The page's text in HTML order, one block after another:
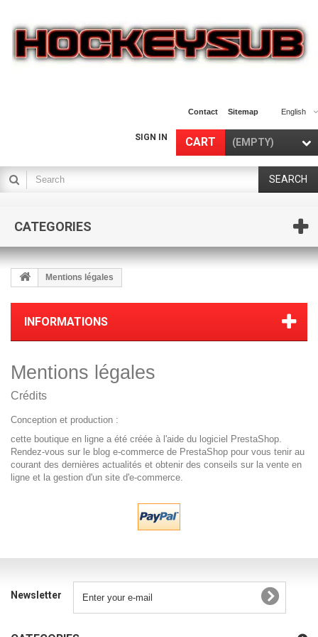
English
Contact Sitemap
CART (EMPTY)
SIGN IN
SEARCH
CATEGORIES
Mentions légales
INFORMATIONS
Mentions légales
Crédits
Conception et production :
cette boutique en ligne a été créée à l'aide du logiciel PrestaShop.
Rendez-vous sur le blog e-commerce de PrestaShop pour vous tenir au
courant des dernières actualités et obtenir des conseils sur la vente en
ligne et la gestion d'un site d'e-commerce.
Newsletter